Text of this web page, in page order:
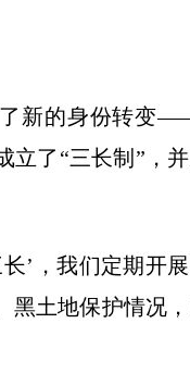
了新的身份转变
立了“三长制”，
’，我们定期开
黑土地保护情况